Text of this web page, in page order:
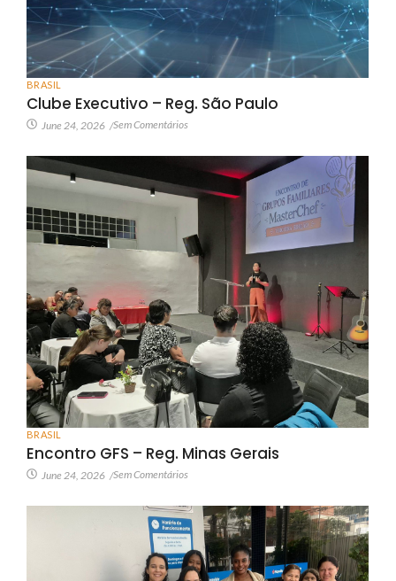
BRASIL
Clube Executivo – Reg. São Paulo
June 24, 2026 /Sem Comentários
BRASIL
Encontro GFS – Reg. Minas Gerais
June 24, 2026 /Sem Comentários